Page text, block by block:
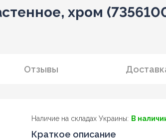
хром
Отзывы
Наличие на складах Украины: В
Краткое описание